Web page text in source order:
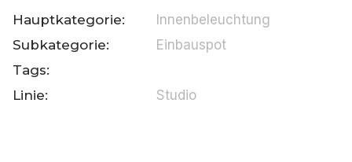
Hauptkategorie:
Innenbeleuchtung
Subkategorie:
Einbauspot
Tags:
Linie:
Studio